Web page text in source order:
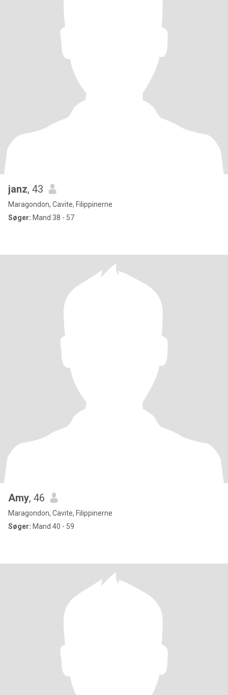
janz, 43
Maragondon, Cavite, Filippinerne
Søger: Mand 38 - 57
Amy, 46
Maragondon, Cavite, Filippinerne
Søger: Mand 40 - 59